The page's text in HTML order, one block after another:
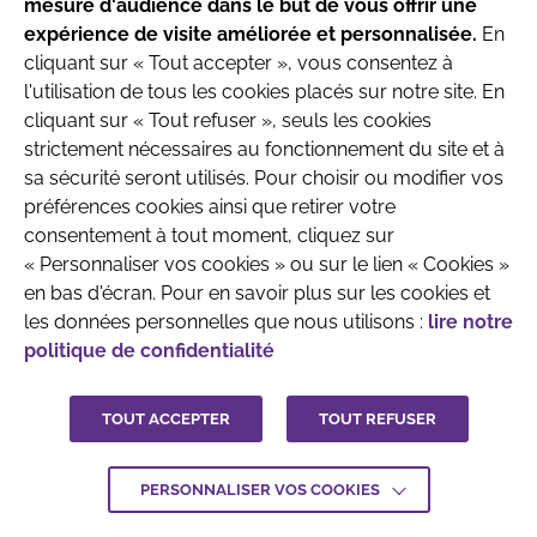
QUI SOMMES-NOUS MENTIONS LÉGALES
CONTACTEZ-NOUS
CRÉDITS :LA JUNGLE
produits destinés aux nourrissons jusqu’à l’âge
de 6 mois.
Parlez avec votre pédiatre ou le professionnel
de santé qui prend en charge votre enfant
avant toute prise de décision.
J'ai compris
mesure d'audience dans le but de vous offrir une
expérience de visite améliorée et personnalisée. En
cliquant sur « Tout accepter », vous consentez à
l'utilisation de tous les cookies placés sur notre site. En
cliquant sur « Tout refuser », seuls les cookies
strictement nécessaires au fonctionnement du site et à
sa sécurité seront utilisés. Pour choisir ou modifier vos
préférences cookies ainsi que retirer votre
consentement à tout moment, cliquez sur
« Personnaliser vos cookies » ou sur le lien « Cookies »
en bas d'écran. Pour en savoir plus sur les cookies et
les données personnelles que nous utilisons : lire notre
politique de confidentialité
TOUT ACCEPTER TOUT REFUSER
PERSONNALISER VOS COOKIES